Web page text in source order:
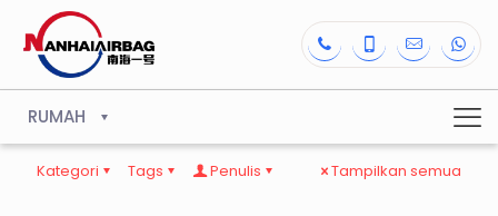
RUMAH
Kategori Tags Penulis Tampilkan semua